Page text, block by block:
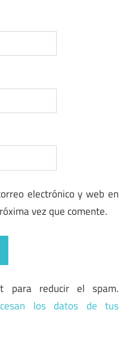
electrónico y web en
vez que comente.
para reducir el spam.
los datos de tus